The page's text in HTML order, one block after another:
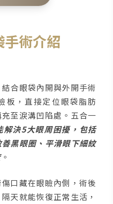
手術介紹
結合眼袋內開與外開手術
板，直接定位眼袋脂肪
至淚溝凹陷處。五合一
解決5大眼周困擾，包括
黑眼圈、平滑眼下細紋
。
口藏在眼瞼內側，術後
天就能恢復正常生活，